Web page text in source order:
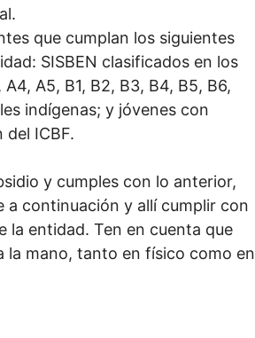
que cumplan los siguientes
SISBEN clasificados en los
A5, B1, B2, B3, B4, B5, B6,
indígenas; y jóvenes con
ICBF.
y cumples con lo anterior,
a continuación y allí cumplir con
la entidad. Ten en cuenta que
la mano, tanto en físico como en